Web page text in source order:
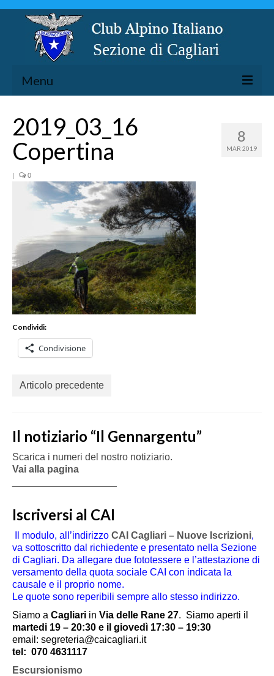
Menu
ESCURSIONISMO
SPELEOLOGIA
ARRAMPICATA
CICLOESCURSIONISMO
TORRENTISMO
8
MAR 2019
2019_03_16
Copertina
| 0
Condividi:
Condivisione
Articolo precedente
Il notiziario “Il Gennargentu”
Scarica i numeri del nostro notiziario.
Vai alla pagina
Iscriversi al CAI
Il modulo, all’indirizzo CAI Cagliari – Nuove Iscrizioni,
va sottoscritto dal richiedente e presentato nella Sezione
di Cagliari. Da allegare due fototessere e l’attestazione di
versamento della quota sociale CAI con indicata la
causale e il proprio nome.
Le quote sono reperibili sempre allo stesso indirizzo.
Siamo a Cagliari in Via delle Rane 27. Siamo aperti il
martedi 19 – 20:30 e il giovedì 17:30 – 19:30
email: segreteria@caicagliari.it
tel: 070 4631117
Escursionismo